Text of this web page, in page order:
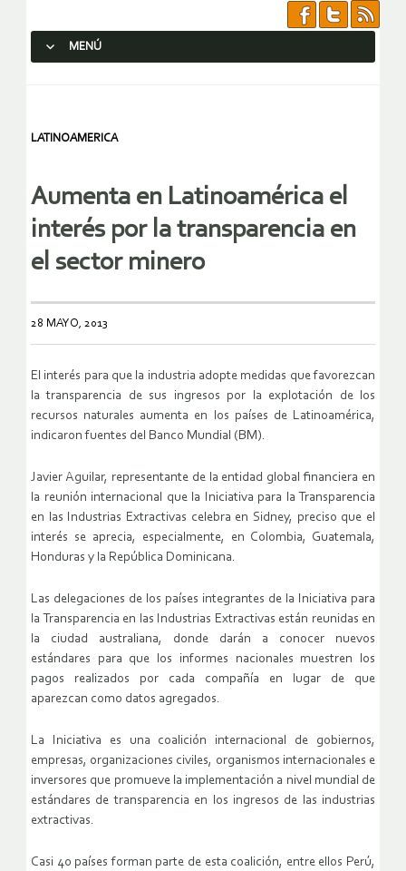
MENÚ
LATINOAMERICA
Aumenta en Latinoamérica el
interés por la transparencia en
el sector minero
28 MAYO, 2013
El interés para que la industria adopte medidas que favorezcan
la transparencia de sus ingresos por la explotación de los
recursos naturales aumenta en los países de Latinoamérica,
indicaron fuentes del Banco Mundial (BM).
Javier Aguilar, representante de la entidad global financiera en
la reunión internacional que la Iniciativa para la Transparencia
en las Industrias Extractivas celebra en Sidney, preciso que el
interés se aprecia, especialmente, en Colombia, Guatemala,
Honduras y la República Dominicana.
Las delegaciones de los países integrantes de la Iniciativa para
la Transparencia en las Industrias Extractivas están reunidas en
la ciudad australiana, donde darán a conocer nuevos
estándares para que los informes nacionales muestren los
pagos realizados por cada compañía en lugar de que
aparezcan como datos agregados.
La Iniciativa es una coalición internacional de gobiernos,
empresas, organizaciones civiles, organismos internacionales e
inversores que promueve la implementación a nivel mundial de
estándares de transparencia en los ingresos de las industrias
extractivas.
Casi 40 países forman parte de esta coalición, entre ellos Perú,